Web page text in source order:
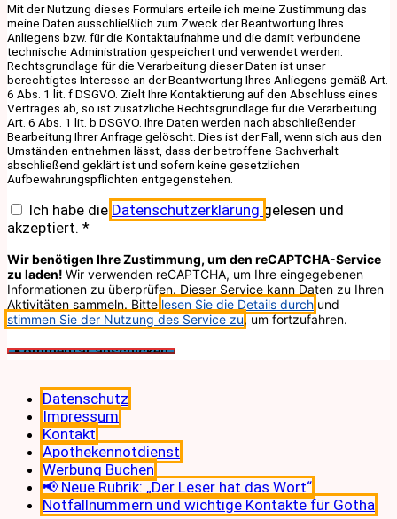
Mit der Nutzung dieses Formulars erteile ich meine Zustimmung das
meine Daten ausschließlich zum Zweck der Beantwortung Ihres
Anliegens bzw. für die Kontaktaufnahme und die damit verbundene
technische Administration gespeichert und verwendet werden.
Rechtsgrundlage für die Verarbeitung dieser Daten ist unser
berechtigtes Interesse an der Beantwortung Ihres Anliegens gemäß Art.
6 Abs. 1 lit. f DSGVO. Zielt Ihre Kontaktierung auf den Abschluss eines
Vertrages ab, so ist zusätzliche Rechtsgrundlage für die Verarbeitung
Art. 6 Abs. 1 lit. b DSGVO. Ihre Daten werden nach abschließender
Bearbeitung Ihrer Anfrage gelöscht. Dies ist der Fall, wenn sich aus den
Umständen entnehmen lässt, dass der betroffene Sachverhalt
abschließend geklärt ist und sofern keine gesetzlichen
Aufbewahrungspflichten entgegenstehen.
Ich habe die Datenschutzerklärung gelesen und
akzeptiert. *
Wir benötigen Ihre Zustimmung, um den reCAPTCHA-Service
zu laden! Wir verwenden reCAPTCHA, um Ihre eingegebenen
Informationen zu überprüfen. Dieser Service kann Daten zu Ihren
Aktivitäten sammeln. Bitte lesen Sie die Details durch und
stimmen Sie der Nutzung des Service zu, um fortzufahren.
Datenschutz
Impressum
Kontakt
Apothekennotdienst
Werbung Buchen
📢 Neue Rubrik: „Der Leser hat das Wort“
Notfallnummern und wichtige Kontakte für Gotha